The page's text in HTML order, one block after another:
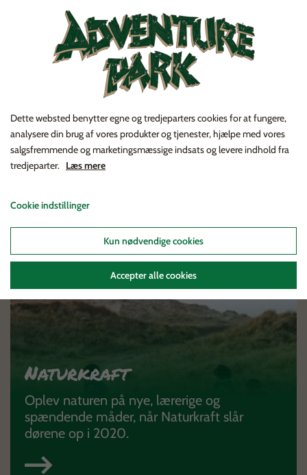
Lalandia
slår dørene op til masse af sjove aktiviteter.
Naturkraft
Oplev naturen på nye, lærerige og
spændende måder, når Naturkraft slår
dørene op i 2020.
Dette websted benytter egne og tredjeparters cookies for at fungere,
analysere din brug af vores produkter og tjenester, hjælpe med vores
salgsfremmende og marketingsmæssige indsats og levere indhold fra
tredjeparter. Læs mere
Cookie indstillinger
Kun nødvendige cookies
Accepter alle cookies